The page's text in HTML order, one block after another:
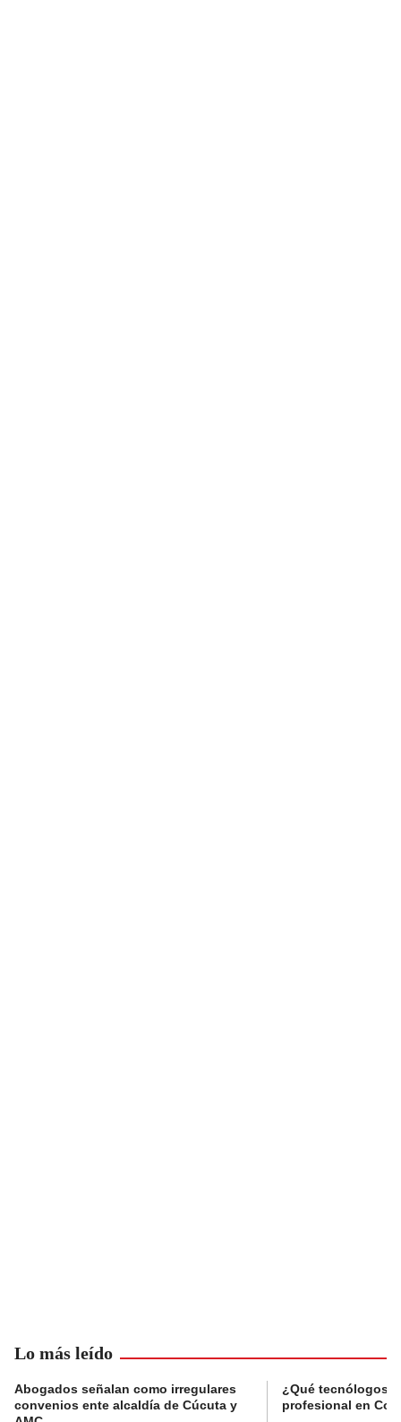
Lo más leído
Abogados señalan como irregulares
convenios ente alcaldía de Cúcuta y
¿Qué tecnólogos
profesional en